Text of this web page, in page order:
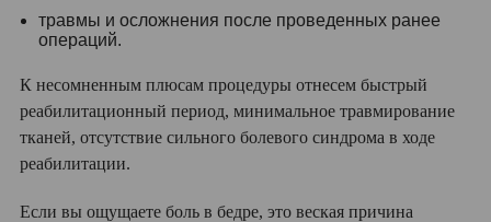
травмы и осложнения после проведенных ранее
операций.
К несомненным плюсам процедуры отнесем быстрый
реабилитационный период, минимальное травмирование
тканей, отсутствие сильного болевого синдрома в ходе
реабилитации.
Если вы ощущаете боль в бедре, это веская причина